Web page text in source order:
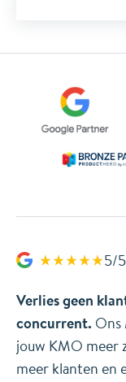
5/5
Verlies geen
concurrent.
jouw KMO meer
meer klanten en